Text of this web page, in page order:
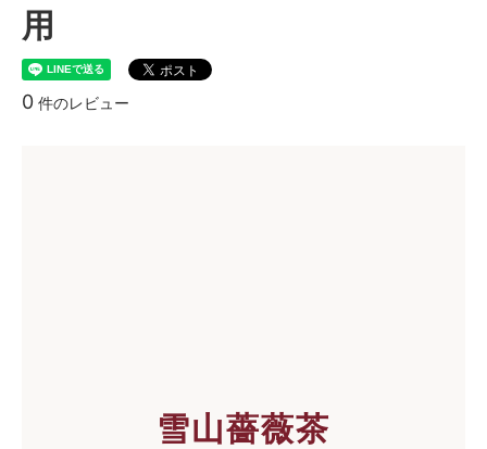
用
0 件のレビュー
雪山薔薇茶